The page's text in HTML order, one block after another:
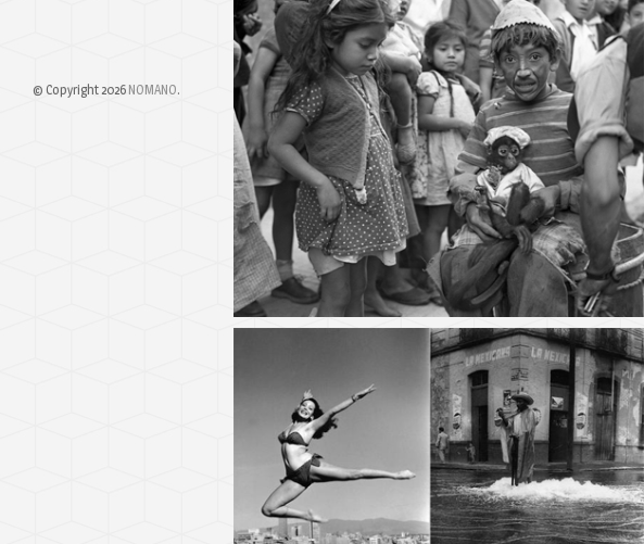
© Copyright 2026 NOMANO.